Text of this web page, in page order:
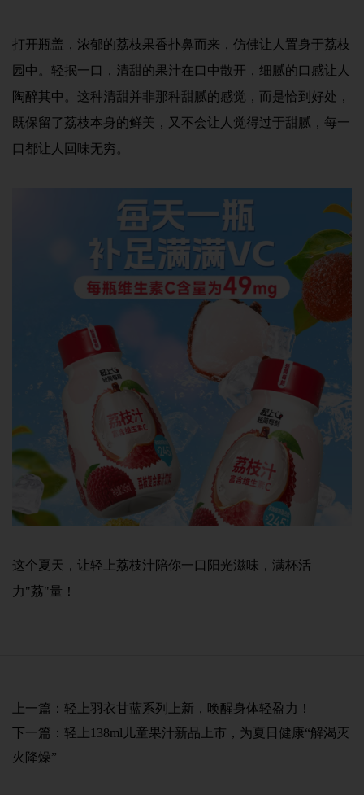
打开瓶盖，浓郁的荔枝果香扑鼻而来，仿佛让人置身于荔枝
园中。轻抿一口，清甜的果汁在口中散开，细腻的口感让人
陶醉其中。这种清甜并非那种甜腻的感觉，而是恰到好处，
既保留了荔枝本身的鲜美，又不会让人觉得过于甜腻，每一
口都让人回味无穷。
这个夏天，让轻上荔枝汁陪你一口阳光滋味，满杯活
力"荔"量！
上一篇： 轻上羽衣甘蓝系列上新，唤醒身体轻盈力！
下一篇： 轻上138ml儿童果汁新品上市，为夏日健康“解渴灭
火降燥”